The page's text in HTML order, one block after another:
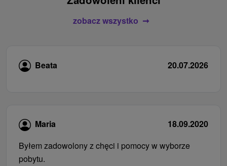
zobacz wszystko
Beata 20.07.2026
Maria
18.09.2020
Byłem zadowolony z chęci i pomocy w wyborze
pobytu.